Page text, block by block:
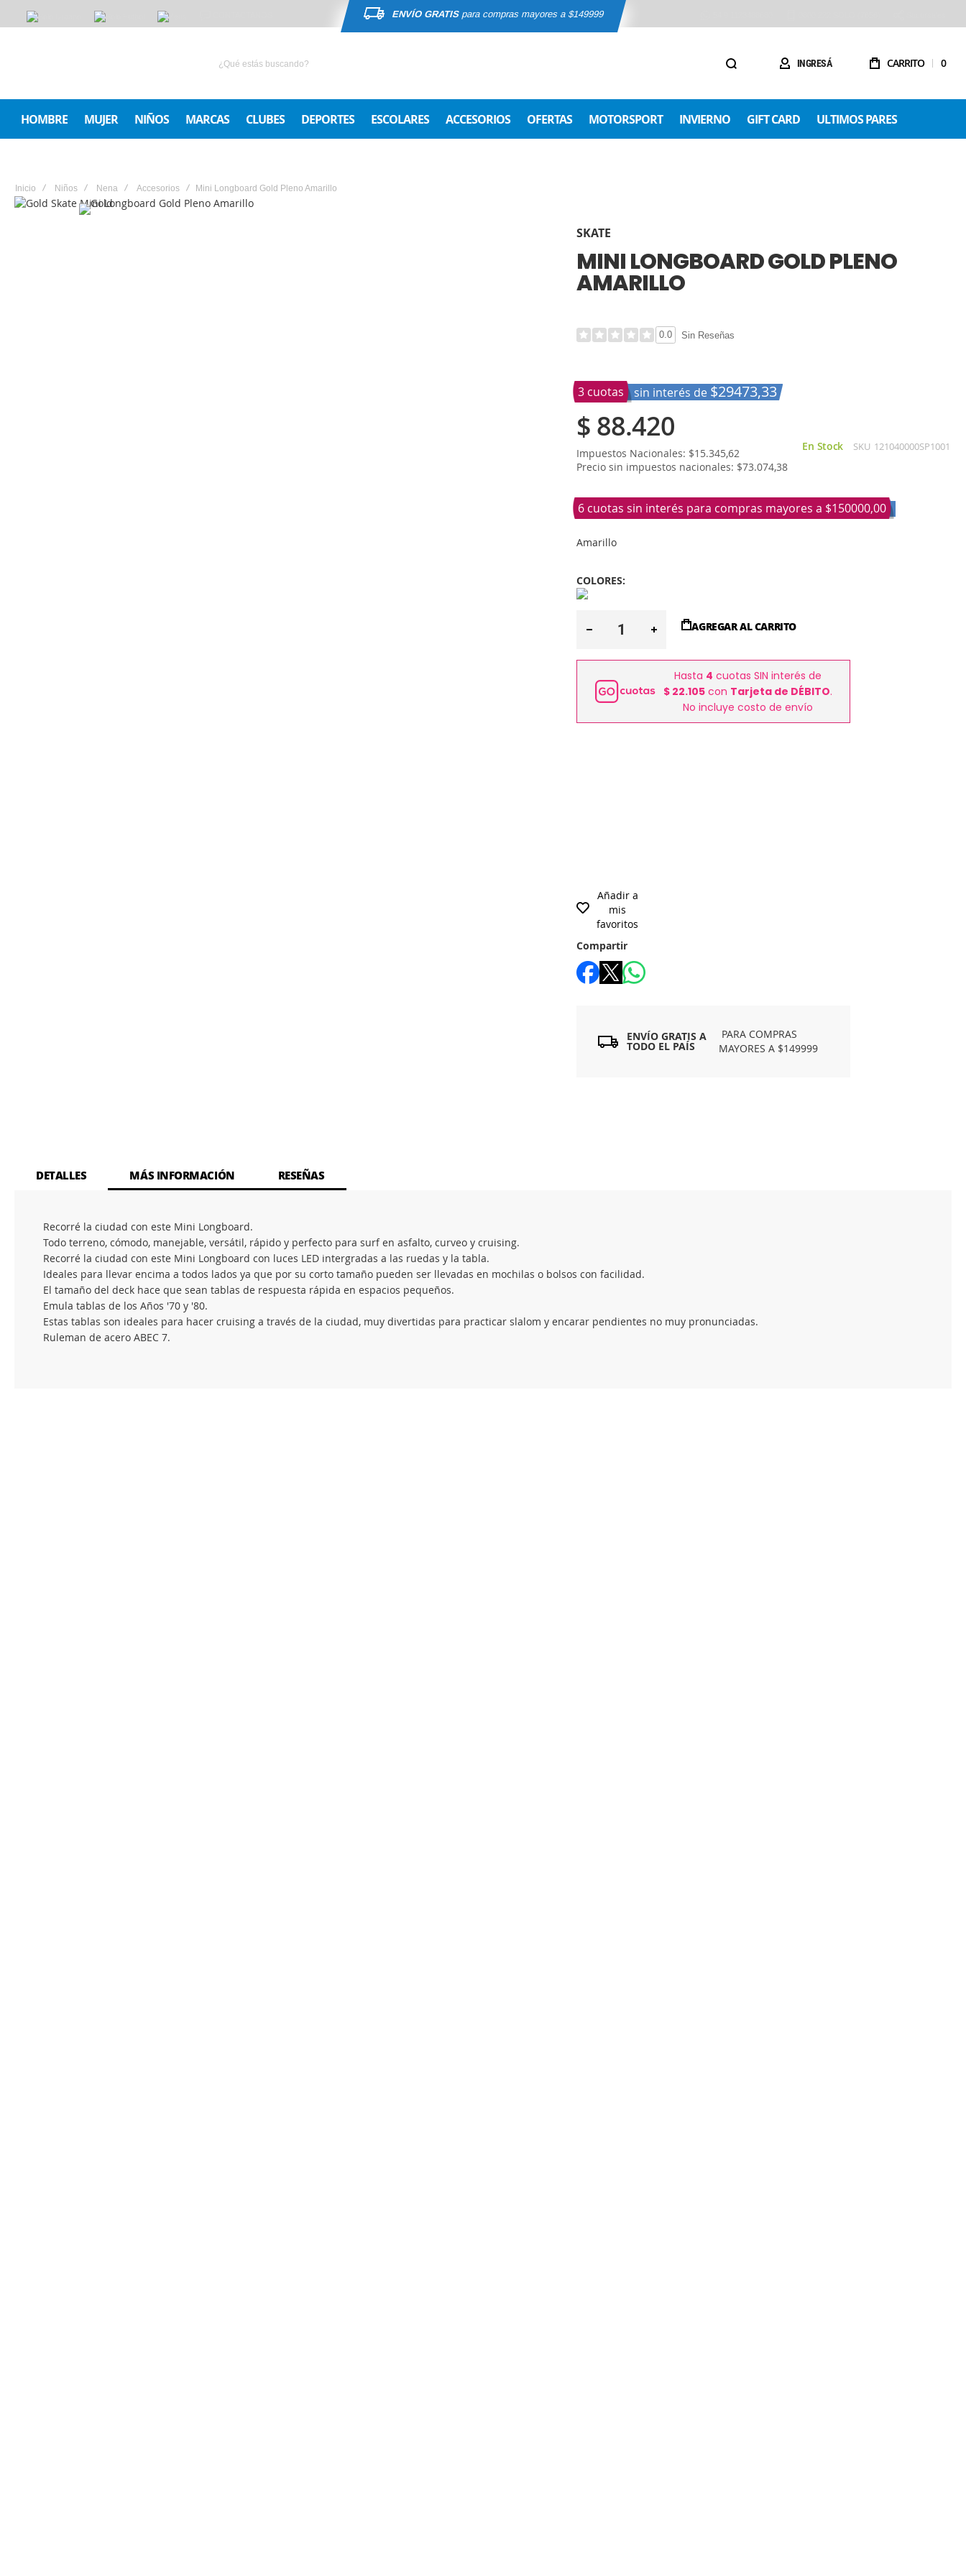
ENVÍO GRATISpara compras mayores a $149999
INGRESÁ CARRITO 0
HOMBRE MUJER NIÑOS MARCAS CLUBES DEPORTES ESCOLARES ACCESORIOS OFERTAS MOTORSPORT INVIERNO GIFT CARD ULTIMOS PARES
Inicio Niños Nena Accesorios Mini Longboard Gold Pleno Amarillo
SKATE
MINI LONGBOARD GOLD PLENO
AMARILLO
0.0 Sin Reseñas
3 cuotas sin interés de $29473,33
$ 88.420
Impuestos Nacionales: $15.345,62
Precio sin impuestos nacionales: $73.074,38
En Stock SKU 121040000SP1001
6 cuotas sin interés para compras mayores a $150000,00
Amarillo
COLORES:
AGREGAR AL CARRITO
Hasta 4 cuotas SIN interés de
$ 22.105con Tarjeta de DÉBITO.
No incluye costo de envío
Añadir a
mis
favoritos
Compartir
ENVÍO GRATIS A
TODO EL PAÍS
PARA COMPRAS
MAYORES A $149999
DETALLES
Recorré la ciudad con este Mini Longboard.
Todo terreno, cómodo, manejable, versátil, rápido y perfecto para surf en asfalto, curveo y cruising.
Recorré la ciudad con este Mini Longboard con luces LED intergradas a las ruedas y la tabla.
Ideales para llevar encima a todos lados ya que por su corto tamaño pueden ser llevadas en mochilas o bolsos con facilidad.
El tamaño del deck hace que sean tablas de respuesta rápida en espacios pequeños.
Emula tablas de los Años '70 y '80.
Estas tablas son ideales para hacer cruising a través de la ciudad, muy divertidas para practicar slalom y encarar pendientes no muy pronunciadas.
Ruleman de acero ABEC 7.
MÁS INFORMACIÓN RESEÑAS